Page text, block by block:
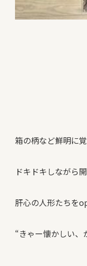
箱の柄など鮮明に
ドキドキしながら
肝心の人形たちを
“きゃー懐かしい